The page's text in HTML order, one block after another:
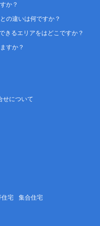
か？
の違いは何ですか？
きるエリアをはどこですか？
すか？
せについて
住宅 集合住宅